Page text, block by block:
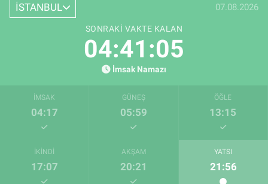
İSTANBUL 07.08.2026
SONRAKI VAKTE KALAN
04:41:04
İmsak Namazı
İMSAK
04:17
GÜNEŞ
05:59
ÖĞLE
13:15
İKINDI
17:07
AKŞAM
20:21
YATSI
21:56